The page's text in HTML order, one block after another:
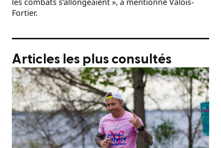
Fortier.
Articles les plus consultés